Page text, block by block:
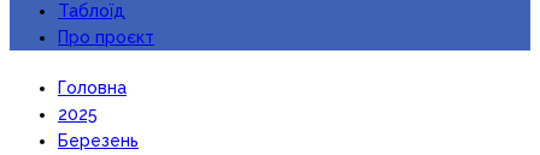
Таблоїд
Про проєкт
Головна
2025
Березень